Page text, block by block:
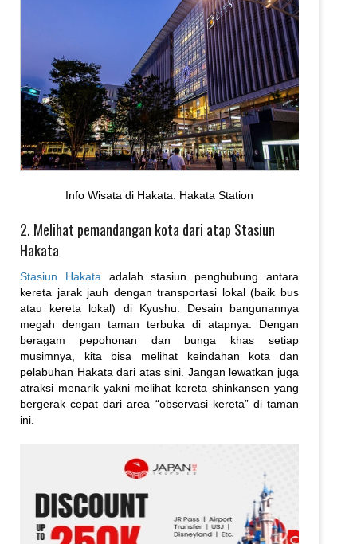
Info Wisata di Hakata: Hakata Station
2. Melihat pemandangan kota dari atap Stasiun
Hakata
Stasiun Hakata adalah stasiun penghubung antara
kereta jarak jauh dengan transportasi lokal (baik bus
atau kereta lokal) di Kyushu. Desain bangunannya
megah dengan taman terbuka di atapnya. Dengan
beragam pepohonan dan bunga khas setiap
musimnya, kita bisa melihat keindahan kota dan
pelabuhan Hakata dari atas sini. Jangan lewatkan juga
atraksi menarik yakni melihat kereta shinkansen yang
bergerak cepat dari area “observasi kereta” di taman
ini.